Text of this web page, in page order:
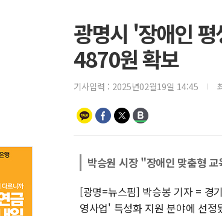
광명시 '장애인
4870원 확보
기사입력 : 2025년02월19일 14:45
박승원 시장 "장애인 맞춤형
[광명=뉴스핌] 박승봉 기자 = 경
영사업' 특성화 지원 분야에 선